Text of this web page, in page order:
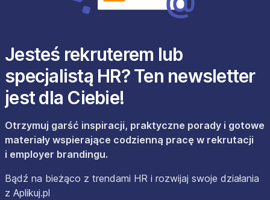
Jesteś rekruterem lub
specjalistą HR? Ten newsletter
jest dla Ciebie!
Otrzymuj garść inspiracji, praktyczne porady i gotowe
materiały wspierające codzienną pracę w rekrutacji
i employer brandingu.
Bądź na bieżąco z trendami HR i rozwijaj swoje działania
z Aplikuj.pl